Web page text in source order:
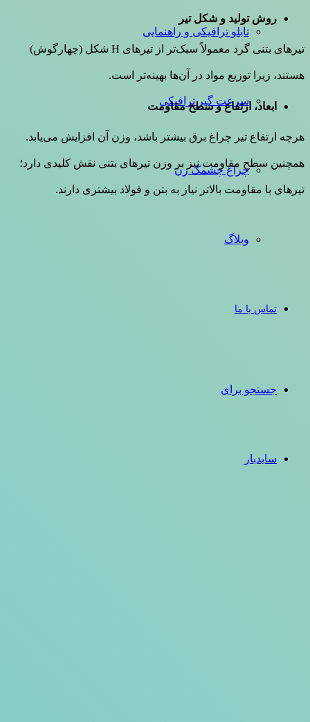
تابلو ترافیکی و راهنمایی
سرعت گیر ترافیکی
چراغ چشمک زن
وبلاگ
تماس با ما
جستجو برای
سایدبار
روش تولید و شکل تیر
تیرهای بتنی گرد معمولاً سبک‌تر از تیرهای H شکل (چهارگوش)
هستند، زیرا توزیع مواد در آن‌ها بهینه‌تر است.
ابعاد، ارتفاع و سطح مقاومت
هرچه ارتفاع تیر چراغ برق بیشتر باشد، وزن آن افزایش می‌یابد.
همچنین سطح مقاومت نیز بر وزن تیرهای بتنی نقش کلیدی دارد؛
تیرهای با مقاومت بالاتر نیاز به بتن و فولاد بیشتری دارند.